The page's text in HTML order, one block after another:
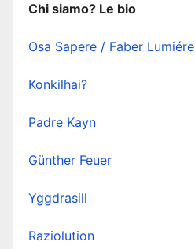
Chi siamo? Le bio
Osa Sapere / Faber Lumiére
Konkilhai?
Padre Kayn
Günther Feuer
Yggdrasill
Raziolution